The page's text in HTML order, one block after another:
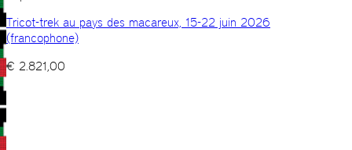
Tricot-trek au pays des macareux, 15-22 juin 2026
(francophone)
€ 2.821,00